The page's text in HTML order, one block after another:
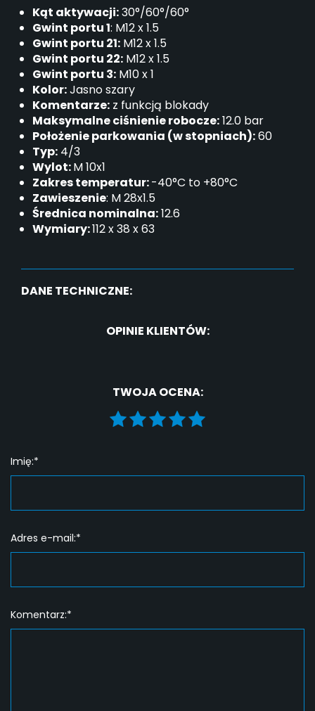
Kąt aktywacji:30°/60°/60°
Gwint portu 1: M12 x 1.5
Gwint portu 21: M12 x 1.5
Gwint portu 22: M12 x 1.5
Gwint portu 3: M10 x 1
Kolor:Jasno szary
Komentarze: z funkcją blokady
Maksymalne ciśnienie robocze:12.0 bar
Położenie parkowania (w stopniach):60
Typ: 4/3
Wylot:M 10x1
Zakres temperatur:-40°C to +80°C
Zawieszenie: M 28x1.5
Średnica nominalna:12.6
Wymiary:112 x 38 x 63
DANE TECHNICZNE:
OPINIE KLIENTÓW:
TWOJA OCENA:
Imię:*
Adres e-mail:*
Komentarz:*